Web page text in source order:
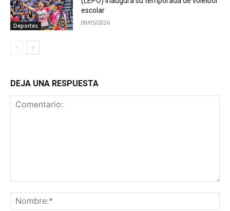
Deportes
escolar
08/05/2026
DEJA UNA RESPUESTA